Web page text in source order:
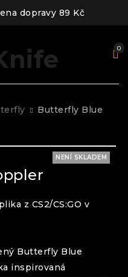
dopravy 89 Kč
0
Butterfly Blue
NENÍ SKLADEM
z CS2/CS:GO v
Butterfly Blue
inspirovaná